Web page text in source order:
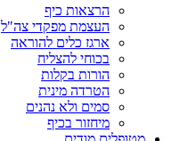
הרצאות כיף
העצמת מפקדי צה"ל
ארגז כלים להוראה
בכוחי להצליח
הורות בקלות
הטרדה מינית
סמים ולא נהנים
מיחזור בכיף